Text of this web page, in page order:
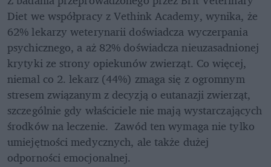
Diet we współpracy z Vethink Academy, wynika, że
62% lekarzy weterynarii doświadcza wyczerpania
psychicznego, a aż 82% doświadcza nieuzasadnionej
krytyki ze strony opiekunów zwierząt. Co więcej,
niemal co 2. lekarz (44%) zmaga się z ogromnym
stresem związanym z decyzją o eutanazji zwierząt,
szczególnie gdy właściciele nie mają wystarczających
środków na leczenie.  Zawód ten wymaga nie tylko
umiejętności medycznych, ale także dużej
odporności emocjonalnej.